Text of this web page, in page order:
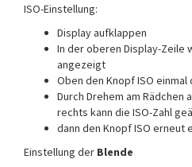
ISO-Einstellung:
Display aufklappen
In der oberen Display-Zeile
angezeigt
Oben den Knopf ISO einmal
Durch Drehem am
rechts kann die ISO-Zahl
dann den Knopf ISO erneut
Einstellung der Blende